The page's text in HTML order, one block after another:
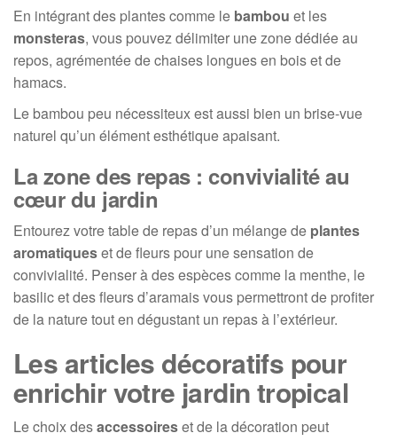
En intégrant des plantes comme le bambou et les
monsteras, vous pouvez délimiter une zone dédiée au
repos, agrémentée de chaises longues en bois et de
hamacs.
Le bambou peu nécessiteux est aussi bien un brise-vue
naturel qu’un élément esthétique apaisant.
La zone des repas : convivialité au
cœur du jardin
Entourez votre table de repas d’un mélange de plantes
aromatiqueset de fleurs pour une sensation de
convivialité. Penser à des espèces comme la menthe, le
basilic et des fleurs d’aramais vous permettront de profiter
de la nature tout en dégustant un repas à l’extérieur.
Les articles décoratifs pour
enrichir votre jardin tropical
Le choix desaccessoireset de la décoration peut